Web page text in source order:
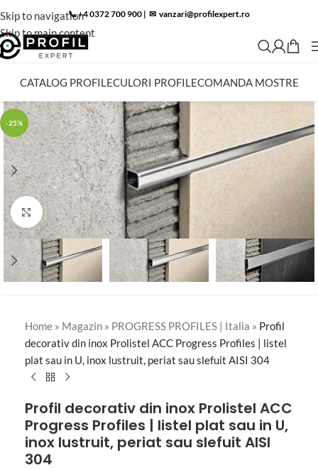
Skip to navigation
Skip to main content
📞 +4 0372 700 900 | ✉︎ vanzari@profilexpert.ro
CATALOG PROFILECULORI PROFILECOMANDA MOSTRE
-25%
Click to enlarge
Home » Magazin » PROGRESS PROFILES | Italia » Profil
decorativ din inox Prolistel ACC Progress Profiles | listel
plat sau in U, inox lustruit, periat sau slefuit AISI 304
Profil decorativ din inox Prolistel ACC
Progress Profiles | listel plat sau in U,
inox lustruit, periat sau slefuit AISI
304